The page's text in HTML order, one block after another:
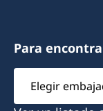
Mónica
V9410BBE
Para
Elegir
embajada